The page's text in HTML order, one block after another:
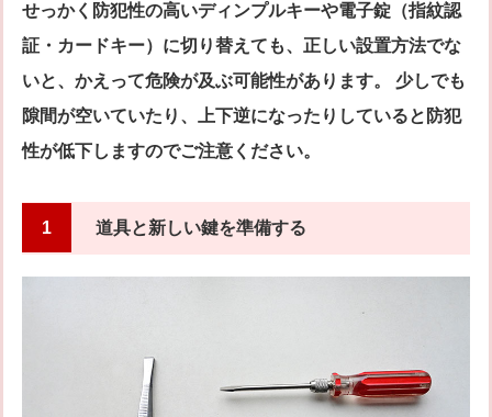
せっかく防犯性の高いディンプルキーや電子錠（指紋認
証・カードキー）に切り替えても、正しい設置方法でな
いと、かえって危険が及ぶ可能性があります。 少しでも
隙間が空いていたり、上下逆になったりしていると防犯
性が低下しますのでご注意ください。
1 道具と新しい鍵を準備する